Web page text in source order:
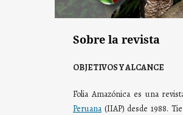
Sobre la revista
OBJETIVOS Y ALCANCE
Folia Amazónica es una
Peruana(IIAP) desde 1988.